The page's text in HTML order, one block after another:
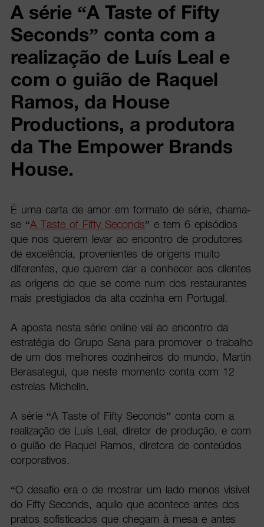
A série “A Taste of Fifty
Seconds” conta com a
realização de Luís Leal e
com o guião de Raquel
Ramos, da House
Productions, a produtora
da The Empower Brands
House.
É uma carta de amor em formato de série, chama-
se “A Taste of Fifty Seconds” e tem 6 episódios
que nos querem levar ao encontro de produtores
de excelência, provenientes de origens muito
diferentes, que querem dar a conhecer aos clientes
as origens do que se come num dos restaurantes
mais prestigiados da alta cozinha em Portugal.
A aposta nesta série online vai ao encontro da
estratégia do Grupo Sana para promover o trabalho
de um dos melhores cozinheiros do mundo, Martín
Berasategui, que neste momento conta com 12
estrelas Michelin.
A série “A Taste of Fifty Seconds” conta com a
realização de Luís Leal, diretor de produção, e com
o guião de Raquel Ramos, diretora de conteúdos
corporativos.
“O desafio era o de mostrar um lado menos visível
do Fifty Seconds, aquilo que acontece antes dos
pratos sofisticados que chegam à mesa e antes